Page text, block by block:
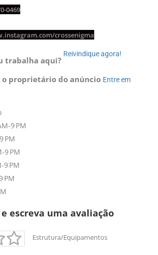
0469
crossenigma
trabalha aqui?
Reivindique agora!
o proprietário do anúncio Entre em
9 PM
PM
9 PM
9 PM
PM
escreva uma avaliação
Estrutura/Equipamentos